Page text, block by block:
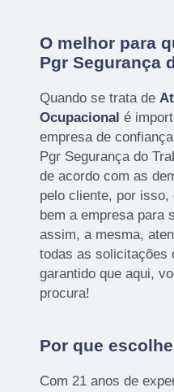
O melhor para
Pgr Segurança
Quando se trata de
Ocupacional é
empresa de
Pgr Segurança do
de acordo com as
pelo cliente, por
bem a empresa para
assim, a mesma,
todas as solicitações
garantido que aqui,
procura!
Por que
Com 21 anos de